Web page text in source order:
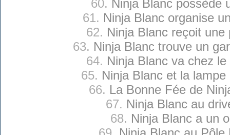
60. Ninja Blanc possède
61. Ninja Blanc organise
62. Ninja Blanc reçoit une
63. Ninja Blanc trouve un
64. Ninja Blanc va chez
65. Ninja Blanc et la lampe
66. La Bonne Fée de
67. Ninja Blanc au
68. Ninja Blanc a un